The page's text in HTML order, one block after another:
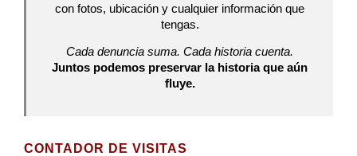
con fotos, ubicación y cualquier información que
tengas.
Cada denuncia suma. Cada historia cuenta.
Juntos podemos preservar la historia que aún
fluye.
CONTADOR DE VISITAS